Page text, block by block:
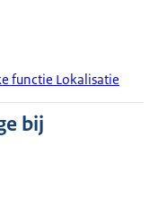
functie Lokalisatie
bij